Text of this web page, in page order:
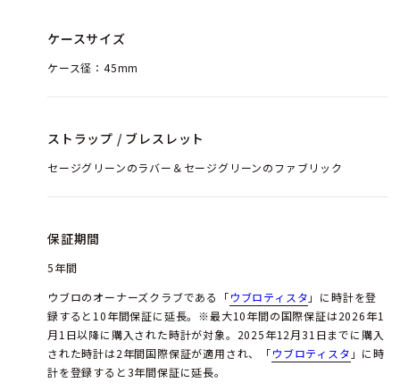
ケースサイズ
ケース径：45mm
ストラップ / ブレスレット
セージグリーンのラバー＆セージグリーンのファブリック
保証期間
5年間
ウブロのオーナーズクラブである「ウブロティスタ 」に時計を登
録すると10年間保証に延長。※最大10年間の国際保証は2026年1
月1日以降に購入された時計が対象。2025年12月31日までに購入
された時計は2年間国際保証が適用され、「ウブロティスタ 」に時
計を登録すると3年間保証に延長。